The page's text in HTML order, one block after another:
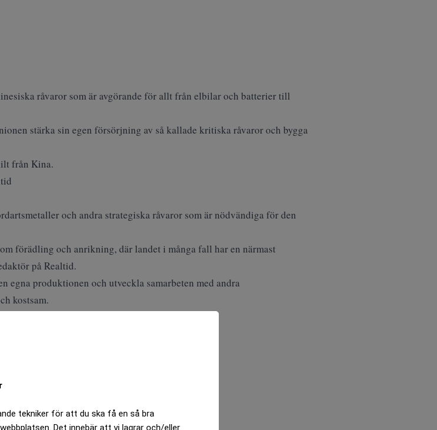
tekniker för att du ska få en så bra
Det innebär att vi lagrar och/eller
råvaror som är avgörande för allt från elbilar och batterier till
stärka sin egen försörjning av så kallade kritiska råvaror och bygga
från Kina.
och andra strategiska råvaror som är nödvändiga för den
förädling och anrikning, där landet i många fall har en närmast
på Realtid.
egna produktionen och utveckla samarbeten med andra
kostsam.